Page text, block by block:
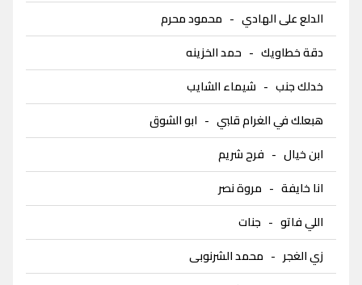
الدلع على الهادي - محمود محرم
دقة خطاويك - حمد الخزينه
خدلك جنب - شيماء الشايب
هبعلك في الغرام قلبي - ابو الشوق
ابن خيال - فرح شريم
انا خايفة - مروة نصر
اللي فاتو - جنات
زي الغجر - محمد الشرنوبى